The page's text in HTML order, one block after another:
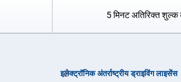
5 मिनट अतिरिक्त
इलेक्ट्रॉनिक अंतर्राष्ट्रीय ड्राइविंग लाइसेंस